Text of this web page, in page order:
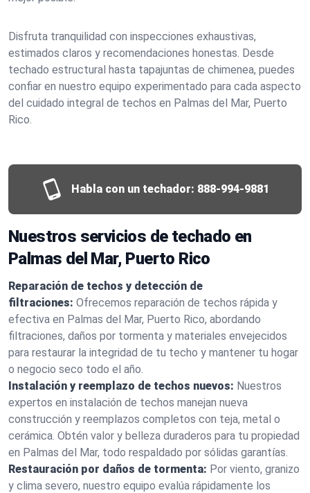
Disfruta tranquilidad con inspecciones exhaustivas,
estimados claros y recomendaciones honestas. Desde
techado estructural hasta tapajuntas de chimenea, puedes
confiar en nuestro equipo experimentado para cada aspecto
del cuidado integral de techos en Palmas del Mar, Puerto
Rico.
Habla con un techador: 888-994-9881
Nuestros servicios de techado en
Palmas del Mar, Puerto Rico
Reparación de techos y detección de
filtraciones: Ofrecemos reparación de techos rápida y
efectiva en Palmas del Mar, Puerto Rico, abordando
filtraciones, daños por tormenta y materiales envejecidos
para restaurar la integridad de tu techo y mantener tu hogar
o negocio seco todo el año.
Instalación y reemplazo de techos nuevos: Nuestros
expertos en instalación de techos manejan nueva
construcción y reemplazos completos con teja, metal o
cerámica. Obtén valor y belleza duraderos para tu propiedad
en Palmas del Mar, todo respaldado por sólidas garantías.
Restauración por daños de tormenta: Por viento, granizo
y clima severo, nuestro equipo evalúa rápidamente los